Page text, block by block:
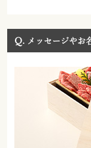
Q. メッセージやお